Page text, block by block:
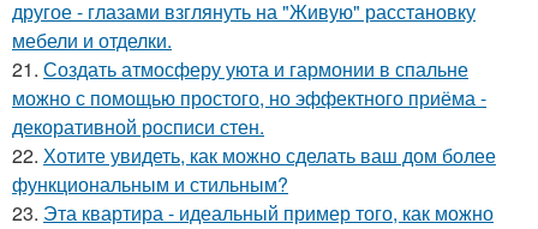
другое - глазами взглянуть на "Живую" расстановку
мебели и отделки.
21. Создать атмосферу уюта и гармонии в спальне
можно с помощью простого, но эффектного приёма -
декоративной росписи стен.
22. Хотите увидеть, как можно сделать ваш дом более
функциональным и стильным?
23. Эта квартира - идеальный пример того, как можно